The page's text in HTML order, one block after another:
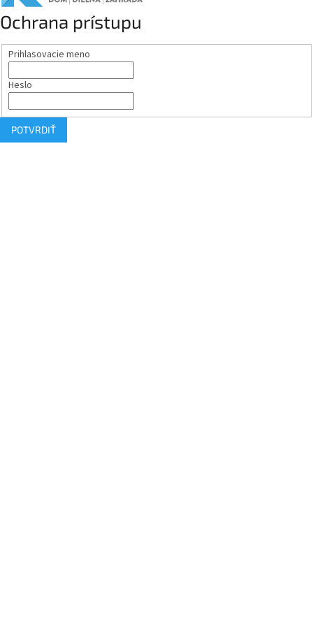
Ochrana prístupu
Prihlasovacie meno
Heslo
POTVRDIŤ